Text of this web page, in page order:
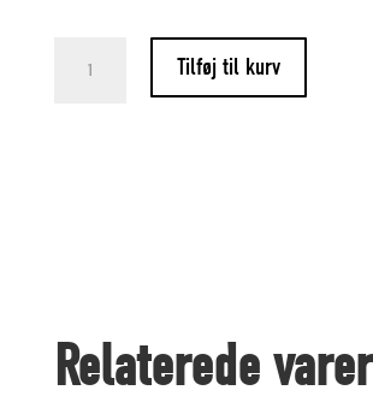
NÆRVÆR`
antal
Tilføj til kurv
Relaterede varer